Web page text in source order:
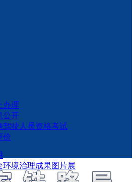
办理
公开
驾驶人员资格考试
价
环境治理成果图片展